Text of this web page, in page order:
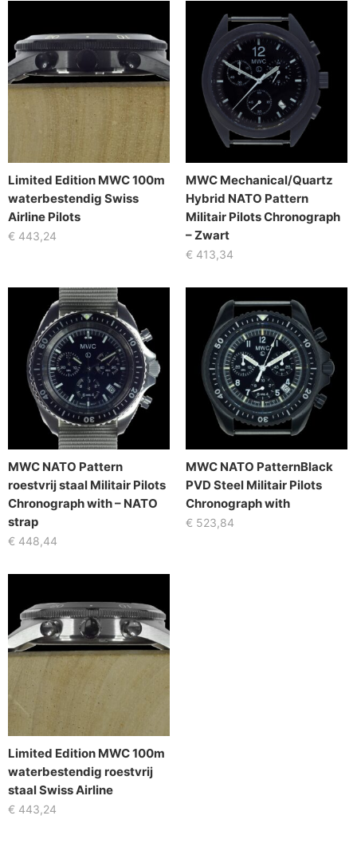
Limited Edition MWC 100m
waterbestendig Swiss
Airline Pilots
€ 443,24
MWC Mechanical/Quartz
Hybrid NATO Pattern
Militair Pilots Chronograph
– Zwart
€ 413,34
MWC NATO Pattern
roestvrij staal Militair Pilots
Chronograph with – NATO
strap
€ 448,44
MWC NATO PatternBlack
PVD Steel Militair Pilots
Chronograph with
€ 523,84
Limited Edition MWC 100m
waterbestendig roestvrij
staal Swiss Airline
€ 443,24